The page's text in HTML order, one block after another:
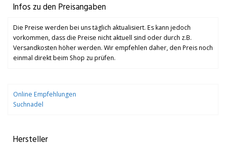
Infos zu den Preisangaben
Die Preise werden bei uns täglich aktualisiert. Es kann jedoch
vorkommen, dass die Preise nicht aktuell sind oder durch z.B.
Versandkosten höher werden. Wir empfehlen daher, den Preis noch
einmal direkt beim Shop zu prüfen.
Online Empfehlungen
Suchnadel
Hersteller